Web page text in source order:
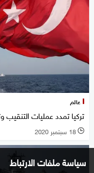
سياسة ملفات الارتباط
عالم
تركيا تمدد عمليات
l 18 سبتمبر 2020